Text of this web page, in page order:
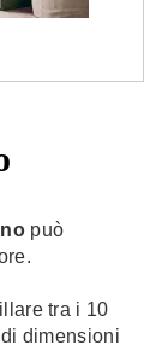
può
tra i 10
dimensioni